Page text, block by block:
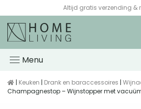
Menu
| Keuken | Drank en baraccessoires |
Champagnestop – Wijnstopper met